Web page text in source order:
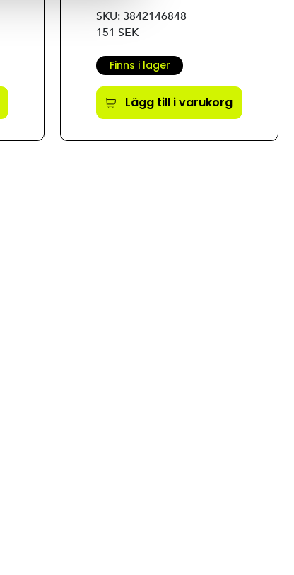
SKU: 3842146848
151 SEK
Finns i lager
Lägg till i varukorg